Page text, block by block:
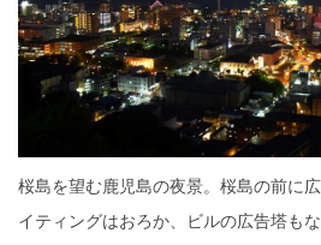
桜島を望む鹿児島の夜景。桜島の前に
イティングはおろか、ビルの広告塔もな